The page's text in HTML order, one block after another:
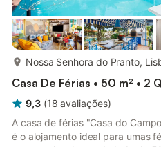
Nossa Senhora do Pranto,
Casa De Férias • 50 m² • 2
9,3 (18 avaliações)
A casa de férias "Casa do
é o alojamento ideal para umas